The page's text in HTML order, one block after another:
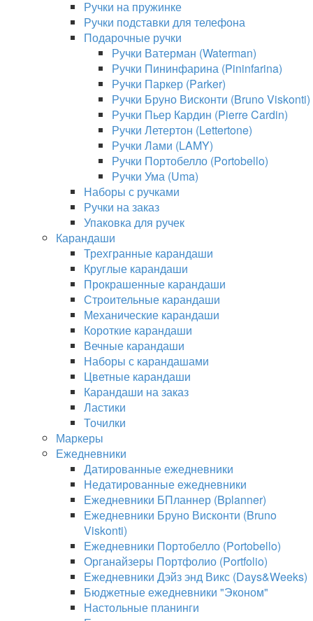
Ручки на пружинке
Ручки подставки для телефона
Подарочные ручки
Ручки Ватерман (Waterman)
Ручки Пининфарина (Pininfarina)
Ручки Паркер (Parker)
Ручки Бруно Висконти (Bruno Viskonti)
Ручки Пьер Кардин (Pierre Cardin)
Ручки Летертон (Lettertone)
Ручки Лами (LAMY)
Ручки Портобелло (Portobello)
Ручки Ума (Uma)
Наборы с ручками
Ручки на заказ
Упаковка для ручек
Карандаши
Трехгранные карандаши
Круглые карандаши
Прокрашенные карандаши
Строительные карандаши
Механические карандаши
Короткие карандаши
Вечные карандаши
Наборы с карандашами
Цветные карандаши
Карандаши на заказ
Ластики
Точилки
Маркеры
Ежедневники
Датированные ежедневники
Недатированные ежедневники
Ежедневники БПланнер (Bplanner)
Ежедневники Бруно Висконти (Bruno
Viskonti)
Ежедневники Портобелло (Portobello)
Органайзеры Портфолио (Portfolio)
Ежедневники Дэйз энд Викс (Days&Weeks)
Бюджетные ежедневники "Эконом"
Настольные планинги